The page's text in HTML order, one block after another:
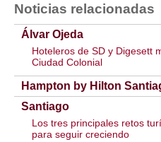
Noticias relacionadas
Álvar Ojeda
Hoteleros de SD y Digesett
Ciudad Colonial
Hampton by Hilton
Santiago
Los tres principales retos
para seguir creciendo